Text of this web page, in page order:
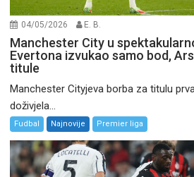
04/05/2026 E. B.
Manchester City u
Evertona izvukao samo bod,
titule
Manchester Cityjeva borba za titulu
doživjela...
Fudbal Najnovije Premier liga